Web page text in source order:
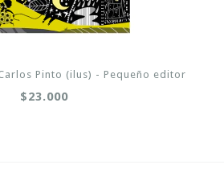
Pinto (ilus) - Pequeño editor
$23.000